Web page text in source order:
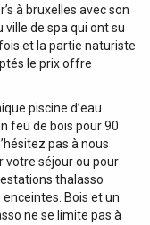
à bruxelles avec son
ville de spa qui ont su
et la partie naturiste
le prix offre
piscine d’eau
feu de bois pour 90
pas à nous
votre séjour ou pour
thalasso
Bois et un
ne se limite pas à